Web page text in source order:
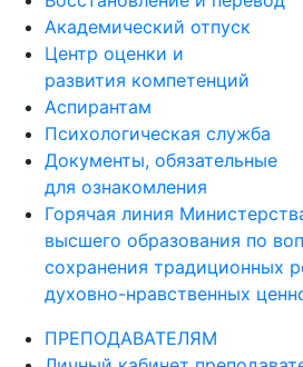
Академический отпуск
Центр оценки и
развития компетенций
Аспирантам
Психологическая служба
Документы, обязательные
для ознакомления
Горячая линия
высшего образования по
сохранения традиционных
духовно-нравственных
ПРЕПОДАВАТЕЛЯМ